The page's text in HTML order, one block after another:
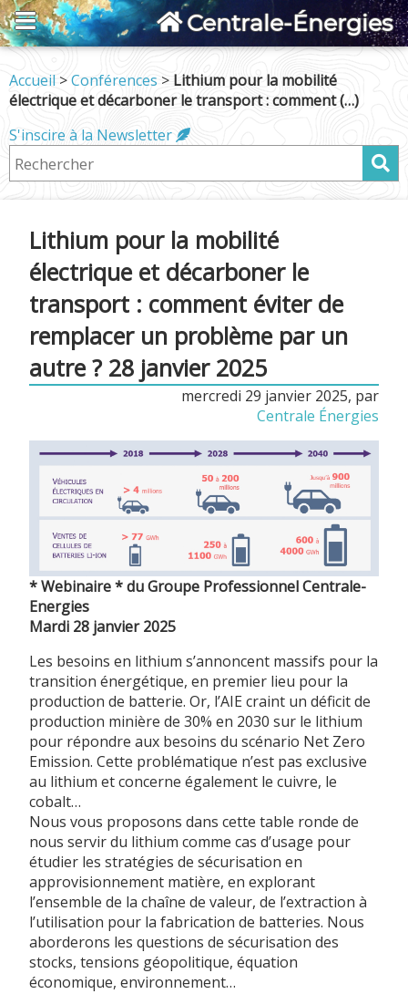
Centrale-Énergies
Accueil >Conférences > Lithium pour la mobilité
électrique et décarboner le transport : comment (…)
S'inscire à la Newsletter
Lithium pour la mobilité
électrique et décarboner le
transport : comment éviter de
remplacer un problème par un
autre ? 28 janvier 2025
mercredi 29 janvier 2025, par
Centrale Énergies
* Webinaire * du Groupe Professionnel Centrale-
Energies
Mardi 28 janvier 2025
Les besoins en lithium s’annoncent massifs pour la
transition énergétique, en premier lieu pour la
production de batterie. Or, l’AIE craint un déficit de
production minière de 30% en 2030 sur le lithium
pour répondre aux besoins du scénario Net Zero
Emission. Cette problématique n’est pas exclusive
au lithium et concerne également le cuivre, le
cobalt…
Nous vous proposons dans cette table ronde de
nous servir du lithium comme cas d’usage pour
étudier les stratégies de sécurisation en
approvisionnement matière, en explorant
l’ensemble de la chaîne de valeur, de l’extraction à
l’utilisation pour la fabrication de batteries. Nous
aborderons les questions de sécurisation des
stocks, tensions géopolitique, équation
économique, environnement…